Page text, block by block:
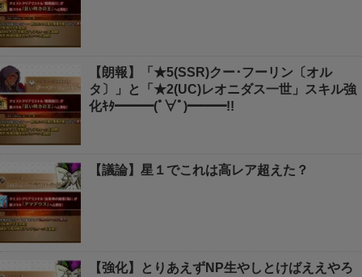
【朗報】「★5(SSR)クー･フーリン〔オル
タ〕」と「★2(UC)レオニダス一世」スキル強
化ｷﾀ━━━(ﾟ∀ﾟ)━━━!!
【議論】星１でこれは高レア超えた？
【強化】とりあえずNP生やしとけばええやろ